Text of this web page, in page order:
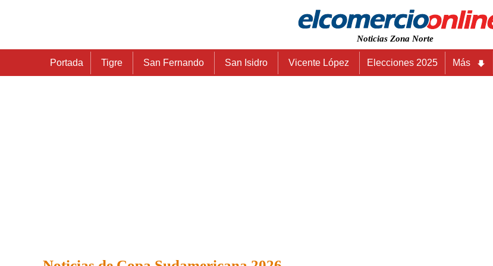
Noticias Zona Norte
Portada Tigre San Fernando San Isidro Vicente López Elecciones 2025 Más